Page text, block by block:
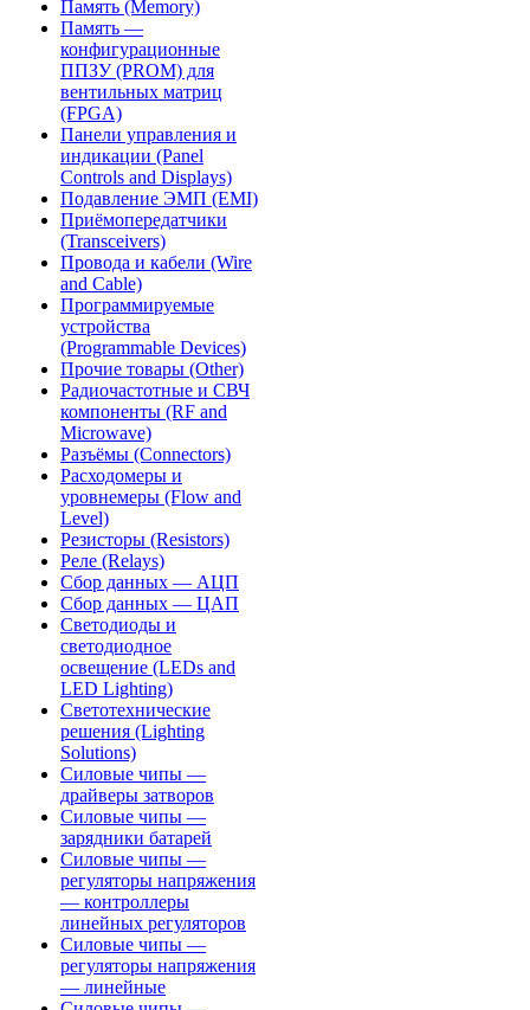
Память (Memory)
Память —
конфигурационные
ППЗУ (PROM) для
вентильных матриц
(FPGA)
Панели управления и
индикации (Panel
Controls and Displays)
Подавление ЭМП (EMI)
Приёмопередатчики
(Transceivers)
Провода и кабели (Wire
and Cable)
Программируемые
устройства
(Programmable Devices)
Прочие товары (Other)
Радиочастотные и СВЧ
компоненты (RF and
Microwave)
Разъёмы (Connectors)
Расходомеры и
уровнемеры (Flow and
Level)
Резисторы (Resistors)
Реле (Relays)
Сбор данных — АЦП
Сбор данных — ЦАП
Светодиоды и
светодиодное
освещение (LEDs and
LED Lighting)
Светотехнические
решения (Lighting
Solutions)
Силовые чипы —
драйверы затворов
Силовые чипы —
зарядники батарей
Силовые чипы —
регуляторы напряжения
— контроллеры
линейных регуляторов
Силовые чипы —
регуляторы напряжения
— линейные